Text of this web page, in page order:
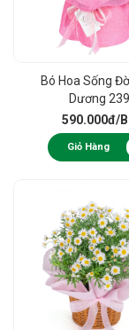
Bó Hoa Sống
Dương 239
590.000đ/
Giỏ Hàng